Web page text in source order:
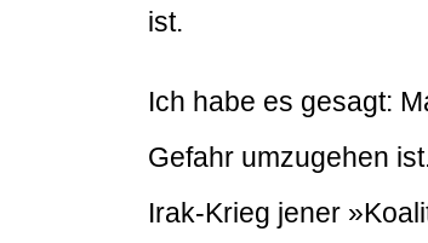
ist.
Ich habe es gesagt:
Gefahr umzugehen
Irak-Krieg jener